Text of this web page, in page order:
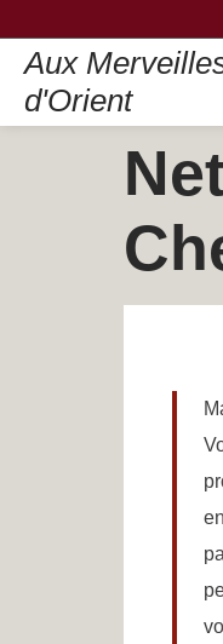
Aux
d'Orient